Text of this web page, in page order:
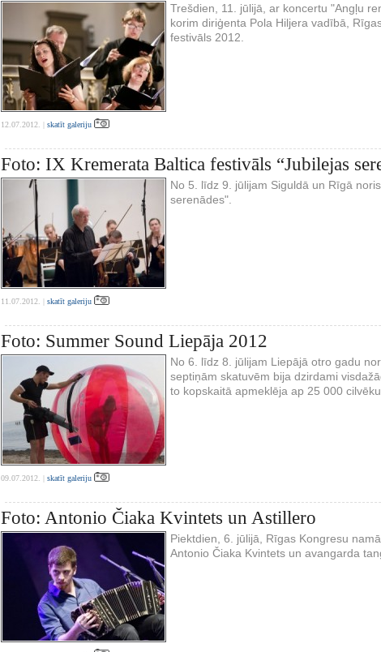
Trešdien, 11. jūlijā, ar koncertu "Angļu
korim diriģenta Pola Hiljera vadībā,
festivāls 2012.
12.07.2012. | skatīt galeriju
Foto: IX Kremerata Baltica festivāls “Jubilejas
No 5. līdz 9. jūlijam Siguldā un Rīgā
serenādes".
11.07.2012. | skatīt galeriju
Foto: Summer Sound Liepāja 2012
No 6. līdz 8. jūlijam Liepājā otro gadu
septiņām skatuvēm bija dzirdami
to kopskaitā apmeklēja ap 25 000 cilvēku.
09.07.2012. | skatīt galeriju
Foto: Antonio Čiaka Kvintets un Astillero
Piektdien, 6. jūlijā, Rīgas Kongresu
Antonio Čiaka Kvintets un avangarda